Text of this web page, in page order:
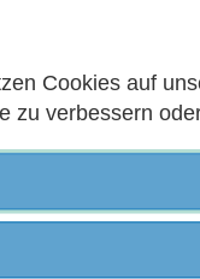
Cookies auf
zu verbessern
man einen
zwischen einem
Tage am Stück
Tagen.
auf einen